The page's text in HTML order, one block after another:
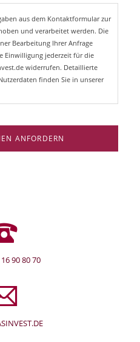
aus dem Kontaktformular zur
und verarbeitet werden. Die
Bearbeitung Ihrer Anfrage
Einwilligung jederzeit für die
widerrufen. Detaillierte
finden Sie in unserer
ANFORDERN
90 80 70